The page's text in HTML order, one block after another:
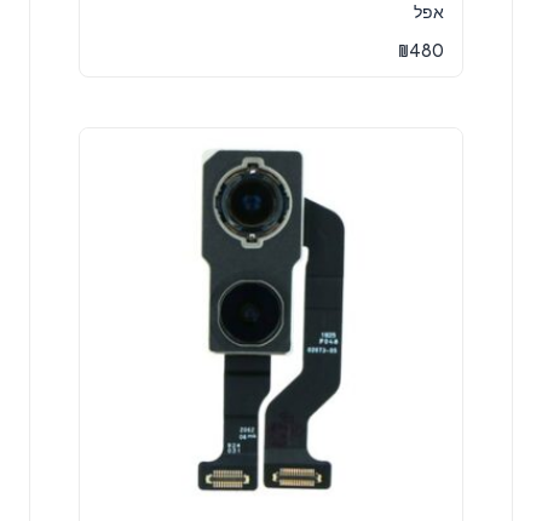
אפל
₪480